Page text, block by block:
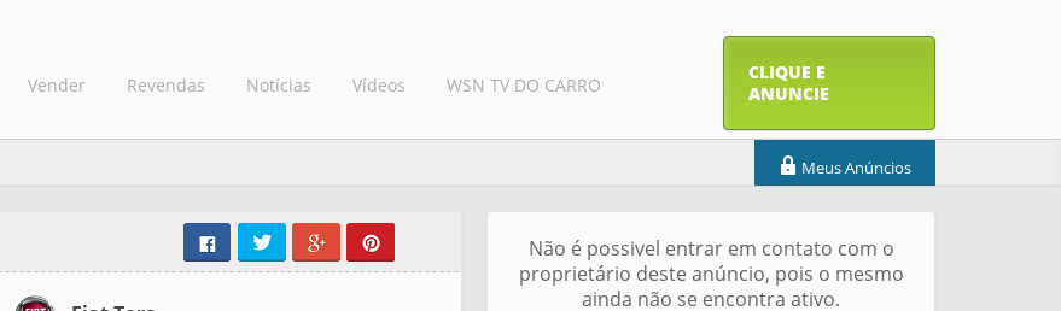
Vender Revendas Notícias Vídeos WSN TV DO CARRO
CLIQUE E
ANUNCIE
Meus Anúncios
Não é possivel entrar em contato com o
proprietário deste anúncio, pois o mesmo
ainda não se encontra ativo.